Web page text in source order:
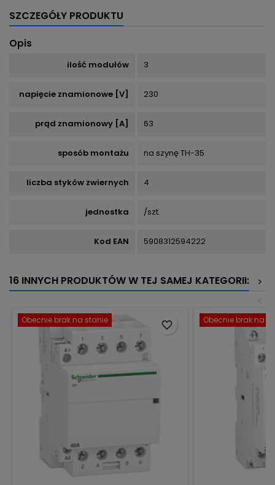
SZCZEGÓŁY PRODUKTU
Opis
ilość modułów 3
napięcie znamionowe [V] 230
prąd znamionowy [A] 63
sposób montażu na szynę TH-35
liczba styków zwiernych 4
jednostka /szt.
Kod EAN 5908312594222
16 INNYCH PRODUKTÓW W TEJ SAMEJ KATEGORII:
>
<
Obecnie brak na stanie favorite_border Obecnie brak na